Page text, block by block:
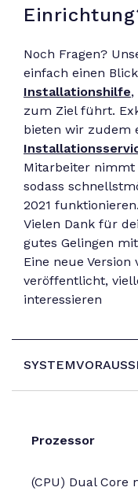
Noch Fragen?
einfach einen
Installationshilfe,
zum Ziel führt.
bieten wir zudem
Mitarbeiter nimmt
sodass
2021 funktionieren.
Vielen Dank für
gutes Gelingen
Eine neue Version
veröffentlicht,
interessieren
Prozessor
(CPU) Dual Core